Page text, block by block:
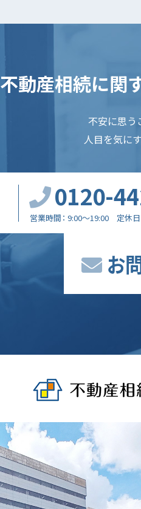
不動産相続に関
不安に思う
人目を気に
0120-
営業時間 9:00～19:00 定休日
お